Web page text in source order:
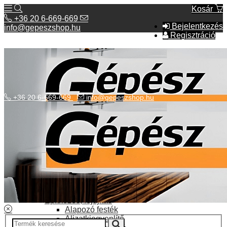
Kosár
Bejelentkezés
Regisztráció
+36 20 6-669-669
info@gepeszshop.hu
Kategóriák menü
Bolhapiac
Elektromos fűtés
Építkezés, fejújítás
Alapozó festék
Aljzatkiegyenlítő
+36 20 6-669-669 info@gepeszshop.hu